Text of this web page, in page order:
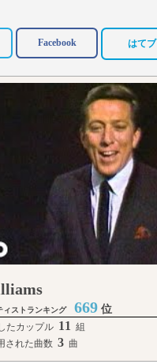
Facebook はてブ
ィストランキング 669 位
たカップル 11 組
された曲数 3 曲